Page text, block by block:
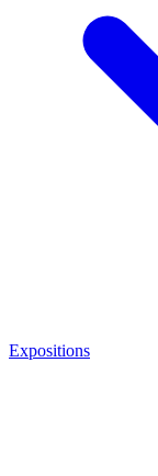
Expositions